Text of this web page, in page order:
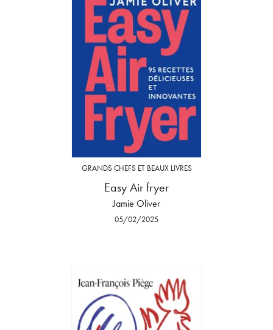
GRANDS CHEFS ET BEAUX LIVRES
Easy Air fryer
Jamie Oliver
05/02/2025